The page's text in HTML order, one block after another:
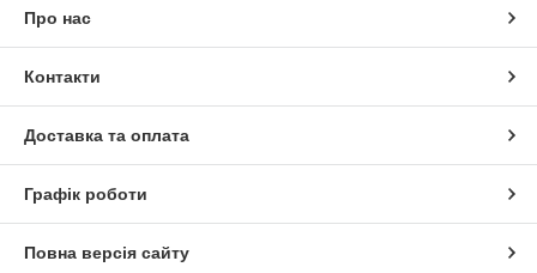
Про нас
Контакти
Доставка та оплата
Графік роботи
Повна версія сайту